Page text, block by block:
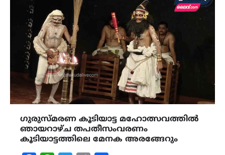
ഗുരുസ്മരണ കൂടിയാട്ട മഹോത്സവത്തിൽ
ഞായറാഴ്ച തപതീസംവരണം
കൂടിയാട്ടത്തിലെ മേനക അരങ്ങേറും